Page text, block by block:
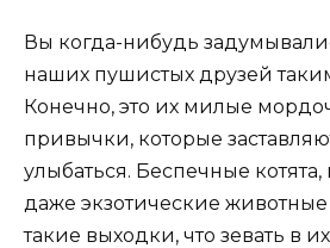
Вы когда-нибудь
наших пушистых друзей
Конечно, это их милые
привычки, которые
улыбаться. Беспечные
даже экзотические
такие выходки, что зевать в